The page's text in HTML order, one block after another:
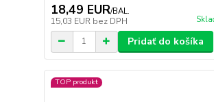
18,49 EUR/BAL.
15,03 EUR bez DPH
Pridať do košíka
TOP produkt